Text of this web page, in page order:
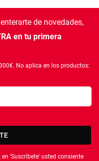
de novedades,
en tu primera
No aplica en los productos:
'Suscríbete' usted consiente